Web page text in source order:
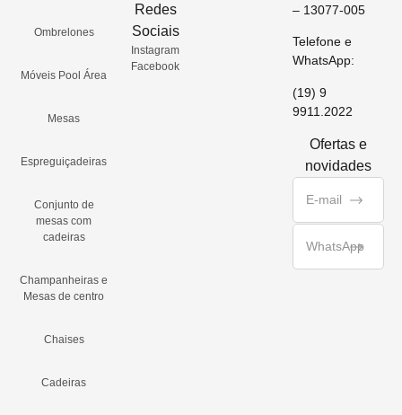
Ombrelones
Móveis Pool Área
Mesas
Espreguiçadeiras
Conjunto de
mesas com
cadeiras
Champanheiras e
Mesas de centro
Chaises
Cadeiras
Redes
Sociais
Instagram
Facebook
– 13077-005
Telefone e
WhatsApp:
(19) 9
9911.2022
Ofertas e
novidades